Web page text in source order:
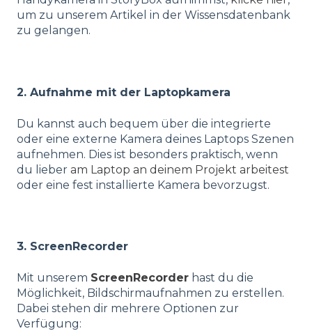
um zu unserem Artikel in der Wissensdatenbank
zu gelangen.
2. Aufnahme mit der Laptopkamera
Du kannst auch bequem über die integrierte
oder eine externe Kamera deines Laptops Szenen
aufnehmen. Dies ist besonders praktisch, wenn
du lieber am Laptop an deinem Projekt arbeitest
oder eine fest installierte Kamera bevorzugst.
3. ScreenRecorder
Mit unserem ScreenRecorder hast du die
Möglichkeit, Bildschirmaufnahmen zu erstellen.
Dabei stehen dir mehrere Optionen zur
Verfügung: